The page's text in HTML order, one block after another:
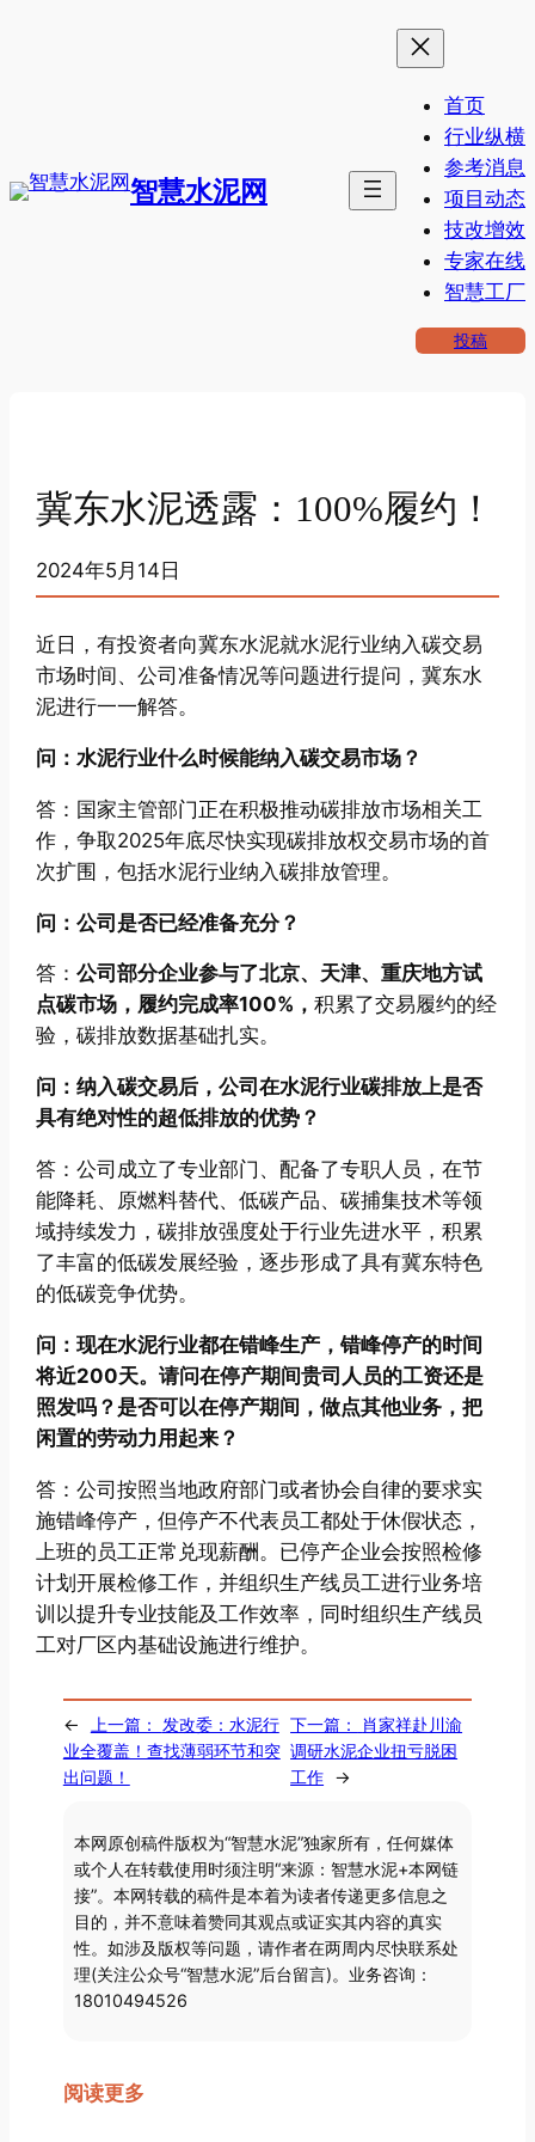
智慧水泥网
首页
行业纵横
参考消息
项目动态
技改增效
专家在线
智慧工厂
投稿
冀东水泥透露：100%履约！
2024年5月14日
近日，有投资者向冀东水泥就水泥行业纳入碳交易
市场时间、公司准备情况等问题进行提问，冀东水
泥进行一一解答。
问：水泥行业什么时候能纳入碳交易市场？
答：国家主管部门正在积极推动碳排放市场相关工
作，争取2025年底尽快实现碳排放权交易市场的首
次扩围，包括水泥行业纳入碳排放管理。
问：公司是否已经准备充分？
答：公司部分企业参与了北京、天津、重庆地方试
点碳市场，履约完成率100%，积累了交易履约的经
验，碳排放数据基础扎实。
问：纳入碳交易后，公司在水泥行业碳排放上是否
具有绝对性的超低排放的优势？
答：公司成立了专业部门、配备了专职人员，在节
能降耗、原燃料替代、低碳产品、碳捕集技术等领
域持续发力，碳排放强度处于行业先进水平，积累
了丰富的低碳发展经验，逐步形成了具有冀东特色
的低碳竞争优势。
问：现在水泥行业都在错峰生产，错峰停产的时间
将近200天。请问在停产期间贵司人员的工资还是
照发吗？是否可以在停产期间，做点其他业务，把
闲置的劳动力用起来？
答：公司按照当地政府部门或者协会自律的要求实
施错峰停产，但停产不代表员工都处于休假状态，
上班的员工正常兑现薪酬。已停产企业会按照检修
计划开展检修工作，并组织生产线员工进行业务培
训以提升专业技能及工作效率，同时组织生产线员
工对厂区内基础设施进行维护。
← 上一篇： 发改委：水泥行
业全覆盖！查找薄弱环节和突
出问题！
下一篇：
肖家祥赴川渝
调研水泥企业扭亏脱困
工作 →
本网原创稿件版权为“智慧水泥”独家所有，任何媒体
或个人在转载使用时须注明“来源：智慧水泥+本网链
接”。本网转载的稿件是本着为读者传递更多信息之
目的，并不意味着赞同其观点或证实其内容的真实
性。如涉及版权等问题，请作者在两周内尽快联系处
理(关注公众号“智慧水泥”后台留言)。业务咨询：
18010494526
阅读更多